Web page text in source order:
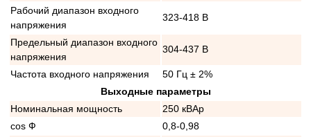
Рабочий диапазон входного
напряжения
323-418 В
Предельный диапазон входного
напряжения
304-437 В
Частота входного напряжения
50 Гц ± 2%
Выходные параметры
Номинальная мощность
250 кВАр
cos Ф
0,8-0,98